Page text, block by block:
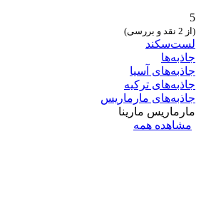
5
(از 2 نقد و بررسی)
لست‌سکند
جاذبه‌ها
جاذبه‌های آسیا
جاذبه‌های ترکیه
جاذبه‌های مارماریس
مارماریس مارینا
مشاهده همه